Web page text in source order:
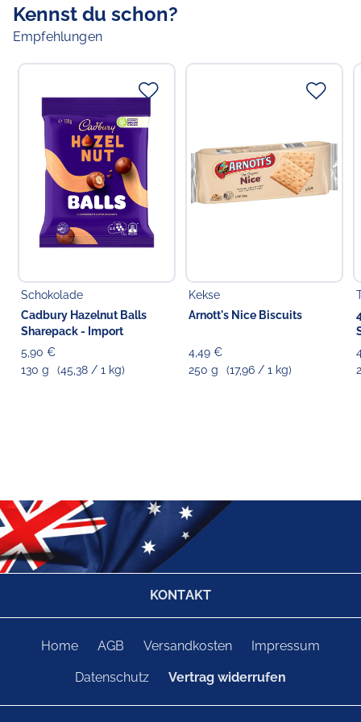
Choppy's Food & Non-Food GmbH
Koldingstr. 1B
22769 Hamburg
Kennst du schon?
Empfehlungen
Schokolade
Cadbury Hazelnut Balls
Sharepack - Import
5,90 €
130 g
(45,38 / 1 kg)
Kekse
Arnott's Nice Biscuits
4,49 €
250 g
(17,96 / 1 kg)
KONTAKT
Home AGB Versandkosten Impressum
Datenschutz Vertrag widerrufen